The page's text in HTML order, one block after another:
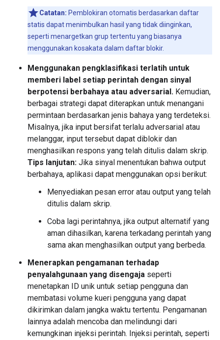
Catatan: Pemblokiran otomatis berdasarkan daftar
statis dapat menimbulkan hasil yang tidak diinginkan,
seperti menargetkan grup tertentu yang biasanya
menggunakan kosakata dalam daftar blokir.
Menggunakan pengklasifikasi terlatih untuk
memberi label setiap perintah dengan sinyal
berpotensi berbahaya atau adversarial. Kemudian,
berbagai strategi dapat diterapkan untuk menangani
permintaan berdasarkan jenis bahaya yang terdeteksi.
Misalnya, jika input bersifat terlalu adversarial atau
melanggar, input tersebut dapat diblokir dan
menghasilkan respons yang telah ditulis dalam skrip.
Tips lanjutan: Jika sinyal menentukan bahwa output
berbahaya, aplikasi dapat menggunakan opsi berikut:
Menyediakan pesan error atau output yang telah
ditulis dalam skrip.
Coba lagi perintahnya, jika output alternatif yang
aman dihasilkan, karena terkadang perintah yang
sama akan menghasilkan output yang berbeda.
Menerapkan pengamanan terhadap
penyalahgunaan yang disengaja seperti
menetapkan ID unik untuk setiap pengguna dan
membatasi volume kueri pengguna yang dapat
dikirimkan dalam jangka waktu tertentu. Pengamanan
lainnya adalah mencoba dan melindungi dari
kemungkinan injeksi perintah. Injeksi perintah, seperti